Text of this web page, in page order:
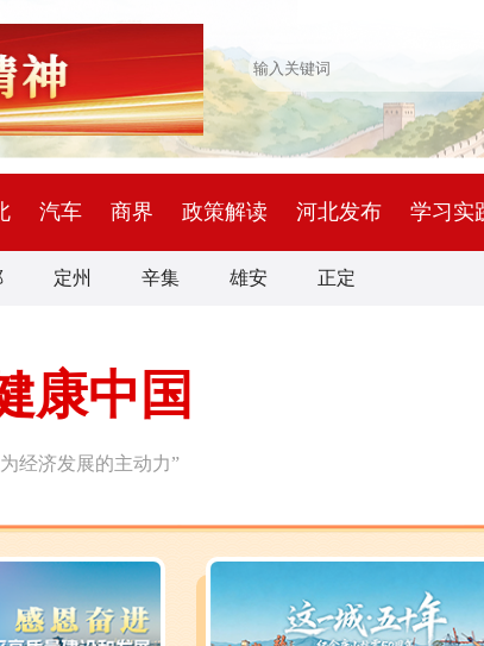
汽车 商界 政策解读 河北发布 学习实
定州 辛集 雄安 正定
康中国
经济发展的主动力”